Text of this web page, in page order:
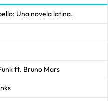
Una novela latina.
ft. Bruno Mars